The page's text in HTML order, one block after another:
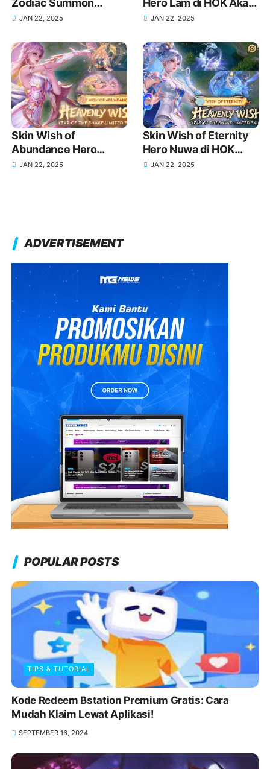
Zodiac Summon
Aquarius Aurora MLBB
JAN 22, 2025
Hero Lam di HOK Akan
Rilis Tanggal dan
JAN 22, 2025
Skin Wish of
Abundance Hero
Consort Yu di HOK
JAN 22, 2025
Skin Wish of Eternity
Hero Nuwa di HOK
Akan Rilis Tanggal dan
JAN 22, 2025
ADVERTISEMENT
POPULAR POSTS
TIPS & TUTORIAL
Kode Redeem Bstation Premium Gratis: Cara
Mudah Klaim Lewat Aplikasi!
SEPTEMBER 16, 2024